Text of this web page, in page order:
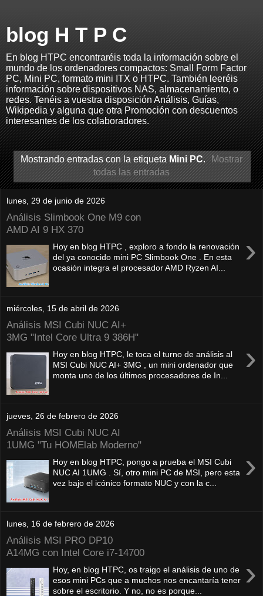
blog H T P C
En blog HTPC encontraréis toda la información sobre el
mundo de los ordenadores compactos: Small Form Factor
PC, Mini PC, formato mini ITX o HTPC. También leeréis
información sobre dispositivos NAS, almacenamiento, o
redes. Tenéis a vuestra disposición Análisis, Guías,
Wikipedia y alguna que otra Promoción con descuentos
interesantes de los colaboradores.
Mostrando entradas con la etiquetaMini PC. Mostrar
todas las entradas
lunes, 29 de junio de 2026
Análisis Slimbook One M9 con
AMD AI 9 HX 370
›
Hoy en blog HTPC , exploro a fondo la renovación
del ya conocido mini PC Slimbook One . En esta
ocasión integra el procesador AMD Ryzen AI...
miércoles, 15 de abril de 2026
Análisis MSI Cubi NUC AI+
3MG "Intel Core Ultra 9 386H"
›
Hoy en blog HTPC, le toca el turno de análisis al
MSI Cubi NUC AI+ 3MG , un mini ordenador que
monta uno de los últimos procesadores de In...
jueves, 26 de febrero de 2026
Análisis MSI Cubi NUC AI
1UMG "Tu HOMElab Moderno"
›
Hoy en blog HTPC, pongo a prueba el MSI Cubi
NUC AI 1UMG . Sí, otro mini PC de MSI, pero esta
vez bajo el icónico formato NUC y con la c...
lunes, 16 de febrero de 2026
Análisis MSI PRO DP10
A14MG con Intel Core i7-14700
›
Hoy, en blog HTPC, os traigo el análisis de uno de
esos mini PCs que a muchos nos encantaría tener
sobre el escritorio. Y no, no es porque...